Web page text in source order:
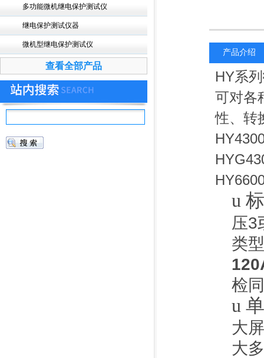
产品介绍
HY系列
可对各
性、转
u
压3
类
检
u
大
大
多功能微机继电保护测试仪
继电保护测试仪器
微机型继电保护测试仪
查看全部产品